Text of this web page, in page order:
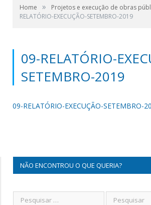
Home » Projetos e execução de obras
RELATÓRIO-EXECUÇÃO-SETEMBRO-2019
09-RELATÓRIO-
SETEMBRO-2019
09-RELATÓRIO-EXECUÇÃO-SETEMBRO-
NÃO ENCONTROU O QUE QUERIA?